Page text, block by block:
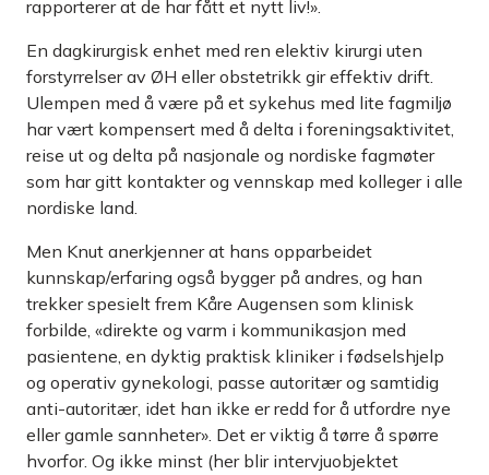
rapporterer at de har fått et nytt liv!».
En dagkirurgisk enhet med ren elektiv kirurgi uten
forstyrrelser av ØH eller obstetrikk gir effektiv drift.
Ulempen med å være på et sykehus med lite fagmiljø
har vært kompensert med å delta i foreningsaktivitet,
reise ut og delta på nasjonale og nordiske fagmøter
som har gitt kontakter og vennskap med kolleger i alle
nordiske land.
Men Knut anerkjenner at hans opparbeidet
kunnskap/erfaring også bygger på andres, og han
trekker spesielt frem Kåre Augensen som klinisk
forbilde, «direkte og varm i kommunikasjon med
pasientene, en dyktig praktisk kliniker i fødselshjelp
og operativ gynekologi, passe autoritær og samtidig
anti-autoritær, idet han ikke er redd for å utfordre nye
eller gamle sannheter». Det er viktig å tørre å spørre
hvorfor. Og ikke minst (her blir intervjuobjektet